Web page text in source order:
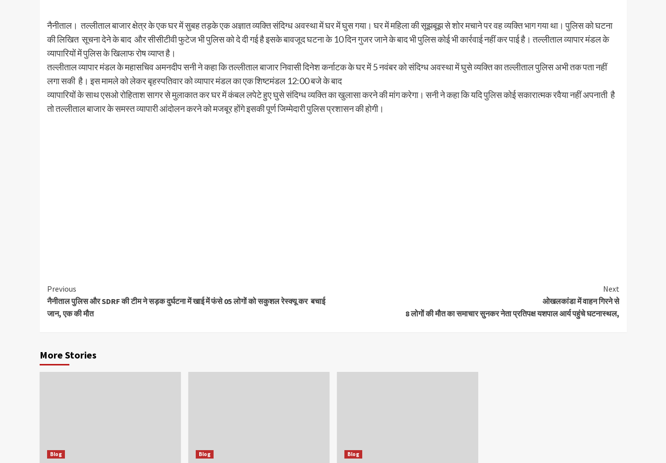
नैनीताल। तल्लीताल बाजार क्षेत्र के एक घर में सुबह तड़के एक अज्ञात व्यक्ति संदिग्ध अवस्था में घर में घुस गया। घर में महिला की सूझबूझ से शोर मचाने पर वह व्यक्ति भाग गया था। पुलिस को घटना
की लिखित सूचना देने के बाद और सीसीटीवी फुटेज भी पुलिस को दे दी गई है इसके बावजूद घटना के 10 दिन गुजर जाने के बाद भी पुलिस कोई भी कार्रवाई नहीं कर पाई है। तल्लीताल व्यापार मंडल के
व्यापारियों में पुलिस के खिलाफ रोष व्याप्त है।
तल्लीताल व्यापार मंडल के महासचिव अमनदीप सनी ने कहा कि तल्लीताल बाजार निवासी दिनेश कर्नाटक के घर में 5 नवंबर को संदिग्ध अवस्था में घुसे व्यक्ति का तल्लीताल पुलिस अभी तक पता नहीं
लगा सकी है। इस मामले को लेकर बृहस्पतिवार को व्यापार मंडल का एक शिष्टमंडल 12:00 बजे के बाद
व्यापारियों के साथ एसओ रोहिताश सागर से मुलाकात कर घर में कंबल लपेटे हुए घुसे संदिग्ध व्यक्ति का खुलासा करने की मांग करेगा। सनी ने कहा कि यदि पुलिस कोई सकारात्मक रवैया नहीं अपनाती है
तो तल्लीताल बाजार के समस्त व्यापारी आंदोलन करने को मजबूर होंगे इसकी पूर्ण जिम्मेदारी पुलिस प्रशासन की होगी।
Continue
Reading
Previous
नैनीताल पुलिस और SDRF की टीम ने सड़क दुर्घटना में खाई में फंसे 05 लोगों को सकुशल रेस्क्यू कर बचाई
जान, एक की मौत
Next
ओखलकांडा में वाहन गिरने से
8 लोगों की मौत का समाचार सुनकर नेता प्रतिपक्ष यशपाल आर्य पहुंचे घटनास्थल,
More Stories
Blog Blog Blog